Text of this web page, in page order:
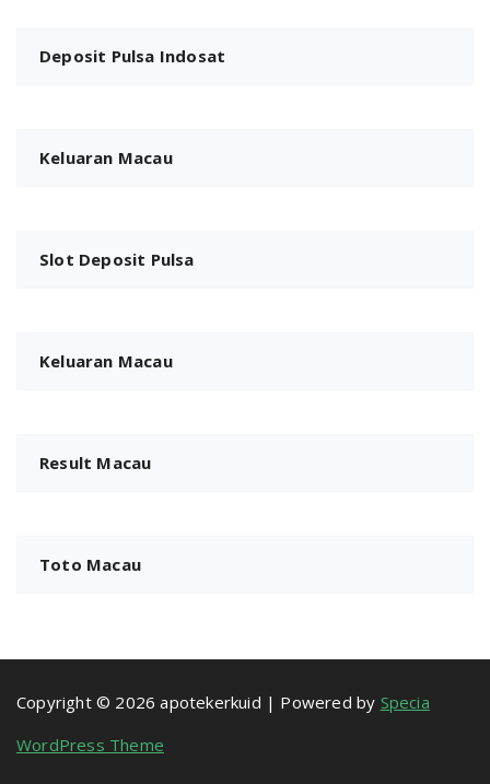
Deposit Pulsa Indosat
Keluaran Macau
Slot Deposit Pulsa
Keluaran Macau
Result Macau
Toto Macau
Copyright © 2026 apotekerkuid | Powered by Specia
WordPress Theme